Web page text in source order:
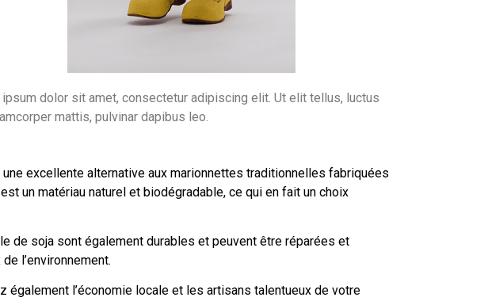
ipsum dolor sit amet, consectetur adipiscing elit. Ut elit tellus, luctus
mattis, pulvinar dapibus leo.
excellente alternative aux marionnettes traditionnelles fabriquées
un matériau naturel et biodégradable, ce qui en fait un choix
de soja sont également durables et peuvent être réparées et
l’environnement.
également l’économie locale et les artisans talentueux de votre